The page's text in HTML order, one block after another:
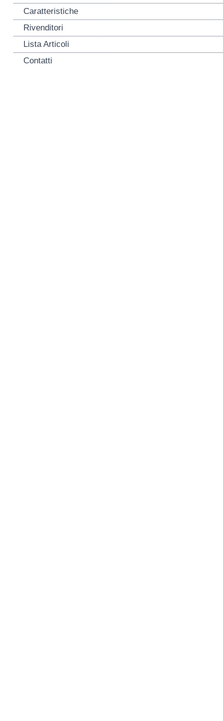
Caratteristiche
Rivenditori
Lista Articoli
Contatti